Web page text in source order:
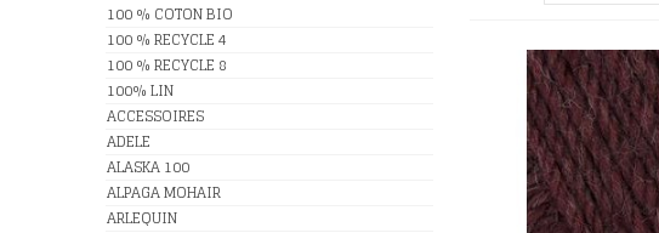
100 % COTON BIO
100 % RECYCLE 4
100 % RECYCLE 8
100% LIN
ACCESSOIRES
ADELE
ALASKA 100
ALPAGA MOHAIR
ARLEQUIN